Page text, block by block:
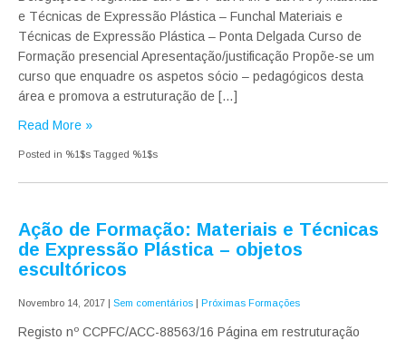
e Técnicas de Expressão Plástica – Funchal Materiais e
Técnicas de Expressão Plástica – Ponta Delgada Curso de
Formação presencial Apresentação/justificação Propõe-se um
curso que enquadre os aspetos sócio – pedagógicos desta
área e promova a estruturação de […]
Read More »
Posted in %1$s Tagged %1$s
Ação de Formação: Materiais e Técnicas
de Expressão Plástica – objetos
escultóricos
Novembro 14, 2017 | Sem comentários | Próximas Formações
Registo nº CCPFC/ACC-88563/16 Página em restruturação